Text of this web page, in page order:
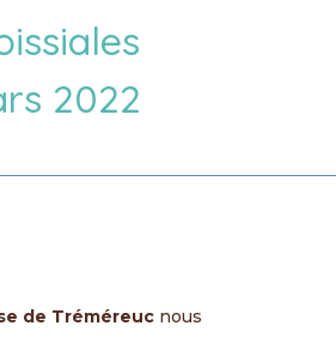
2022
de Tréméreuc nous